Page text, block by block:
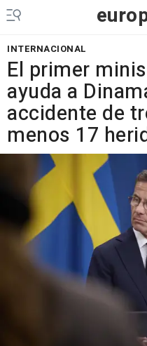
INTERNACIONAL
El primer
ayuda a
accidente de
menos 17